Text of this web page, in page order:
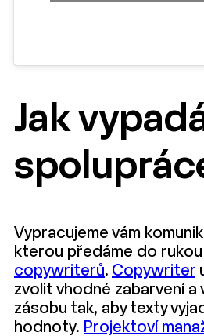
Jak
Vypracujeme vám
kterou předáme do
copywriterů. Copywriter
zvolit vhodné zabarvení a
zásobu tak, aby texty
hodnoty. Projektoví